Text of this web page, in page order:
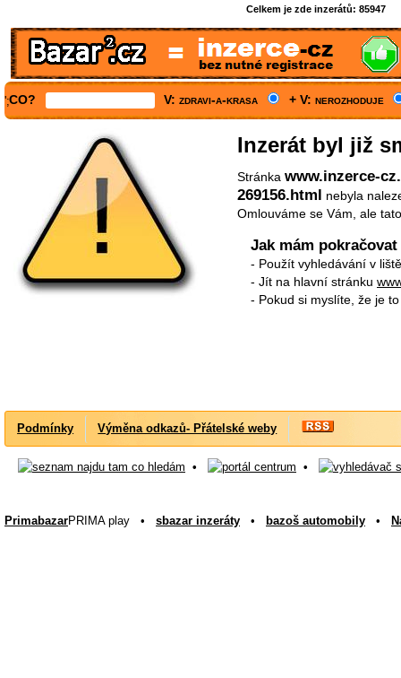
Celkem je zde inzerátů: 85947
';CO? V: zdravi-a-krasa + V: nerozhoduje
Inzerát byl již
Stránka www.inzerce-
269156.html nebyla
Omlouváme se Vám, ale
Jak mám
- Použít vyhledávání v
- Jít na hlavní stránku
- Pokud si myslíte, že je
Podmínky Výměna odkazů- Přátelské weby
• •
PrimabazarPRIMA play • sbazar inzeráty • bazoš automobily •